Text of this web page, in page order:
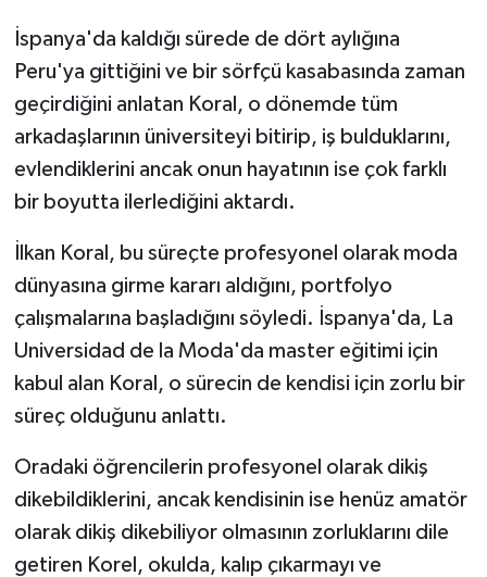
İspanya'da kaldığı sürede de dört aylığına
Peru'ya gittiğini ve bir sörfçü kasabasında zaman
geçirdiğini anlatan Koral, o dönemde tüm
arkadaşlarının üniversiteyi bitirip, iş bulduklarını,
evlendiklerini ancak onun hayatının ise çok farklı
bir boyutta ilerlediğini aktardı.
İlkan Koral, bu süreçte profesyonel olarak moda
dünyasına girme kararı aldığını, portfolyo
çalışmalarına başladığını söyledi. İspanya'da, La
Universidad de la Moda'da master eğitimi için
kabul alan Koral, o sürecin de kendisi için zorlu bir
süreç olduğunu anlattı.
Oradaki öğrencilerin profesyonel olarak dikiş
dikebildiklerini, ancak kendisinin ise henüz amatör
olarak dikiş dikebiliyor olmasının zorluklarını dile
getiren Korel, okulda, kalıp çıkarmayı ve